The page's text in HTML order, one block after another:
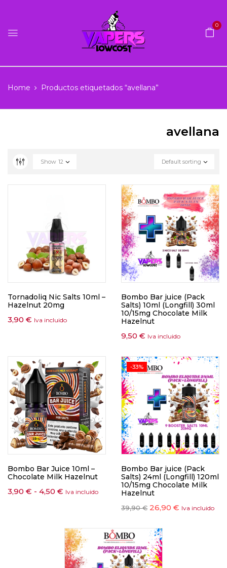
0
Home Productos etiquetados “avellana”
avellana
Default sorting
Show 12
Tornadoliq Nic Salts 10ml –
Hazelnut 20mg
3,90 € Iva incluido
Bombo Bar juice (Pack
Salts) 10ml (Longfill) 30ml
10/15mg Chocolate Milk
Hazelnut
9,50 € Iva incluido
Bombo Bar Juice 10ml –
Chocolate Milk Hazelnut
3,90 € - 4,50 € Iva incluido
-33%
Bombo Bar juice (Pack
Salts) 24ml (Longfill) 120ml
10/15mg Chocolate Milk
Hazelnut
39,90€ 26,90 € Iva incluido